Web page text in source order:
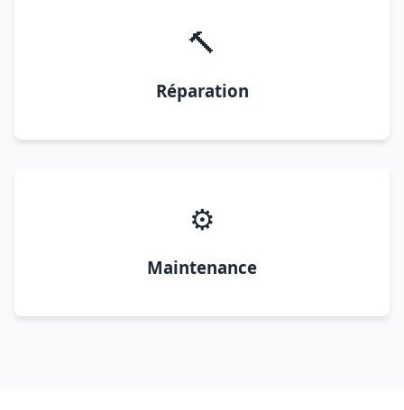
🔨
Réparation
⚙️
Maintenance